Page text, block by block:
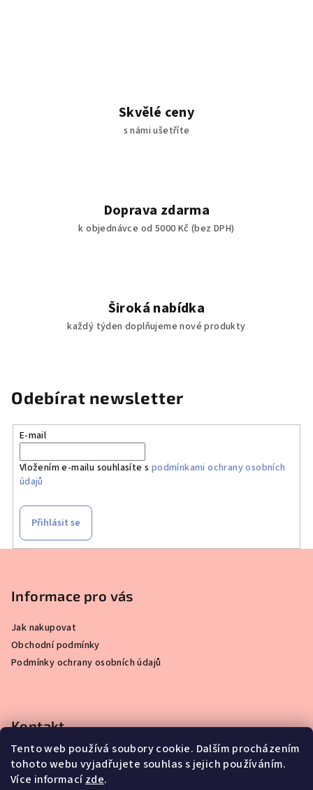
Tento web používá soubory cookie. Dalším procházením
tohoto webu vyjadřujete souhlas s jejich používáním.
Více informacízde.
Skvělé ceny
s námi ušetříte
Doprava zdarma
k objednávce od 5000 Kč (bez DPH)
Široká nabídka
každý týden doplňujeme nové produkty
Odebírat newsletter
E-mail
Vložením e-mailu souhlasíte s podmínkami ochrany osobních
údajů
Přihlásit se
Informace pro vás
Jak nakupovat
Obchodní podmínky
Podmínky ochrany osobních údajů
Kontakt
info @simplydisplay.cz
+420 777 56 56 03